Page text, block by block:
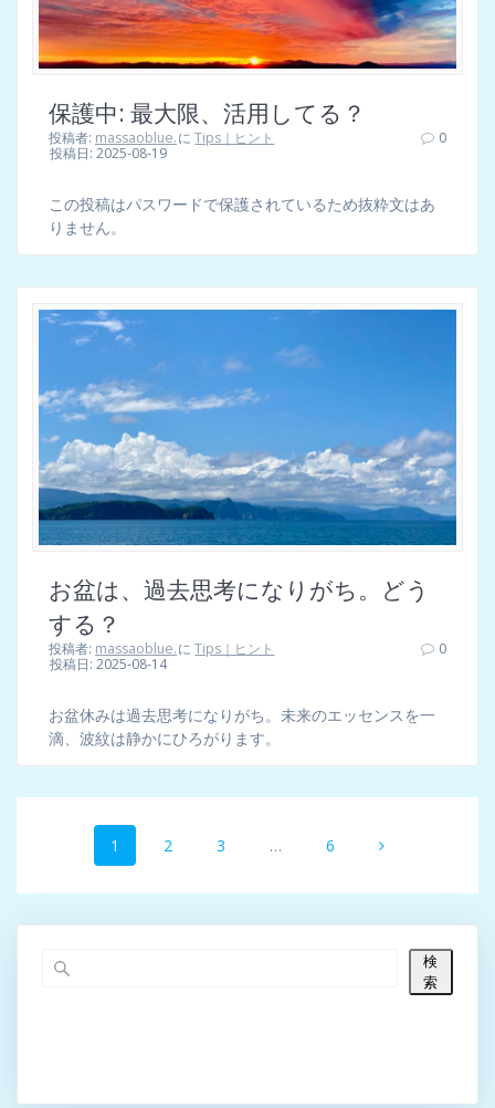
保護中: 最大限、活用してる？
投稿者: massaoblue.にTips｜ヒント
投稿日: 2025-08-19
0
この投稿はパスワードで保護されているため抜粋文はあ
りません。
お盆は、過去思考になりがち。どう
する？
投稿者: massaoblue.にTips｜ヒント
投稿日: 2025-08-14
0
お盆休みは過去思考になりがち。未来のエッセンスを一
滴、波紋は静かにひろがります。
ナ
ビ
シ
固
定
ペ
1
固
ペ
2
固
ペ
3 …
固
ペ
6
検
索